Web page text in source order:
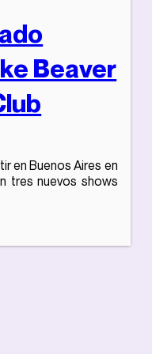
Beaver
en Buenos Aires en
tres nuevos shows